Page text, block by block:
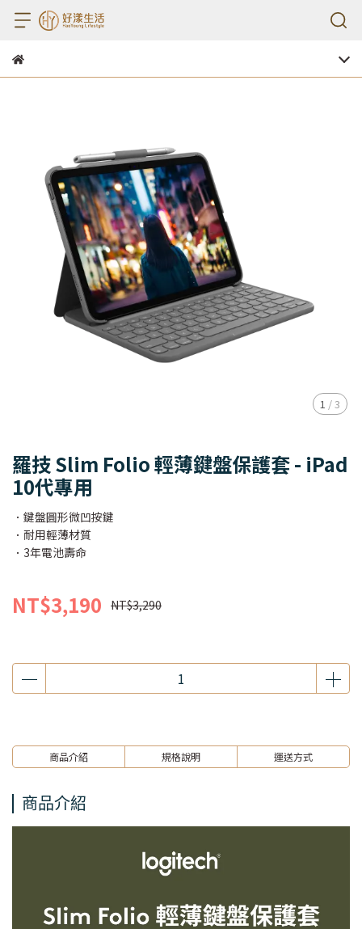
1 /3
羅技 Slim Folio 輕薄鍵盤保護套 - iPad
10代專用
．鍵盤圓形微凹按鍵
．耐用輕薄材質
．3年電池壽命
NT$3,190 NT$3,290
商品介紹 規格說明 運送方式
商品介紹